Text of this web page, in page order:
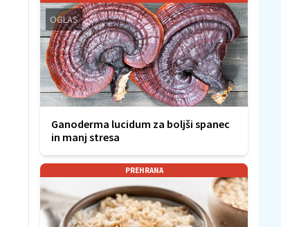
OGLAS
Ganoderma lucidum za boljši spanec
in manj stresa
PREHRANA